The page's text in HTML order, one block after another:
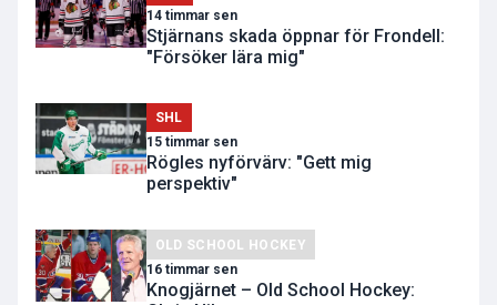
14 timmar sen
Stjärnans skada öppnar för Frondell:
"Försöker lära mig"
SHL
15 timmar sen
Rögles nyförvärv: "Gett mig
perspektiv"
OLD SCHOOL HOCKEY
16 timmar sen
Knogjärnet – Old School Hockey: